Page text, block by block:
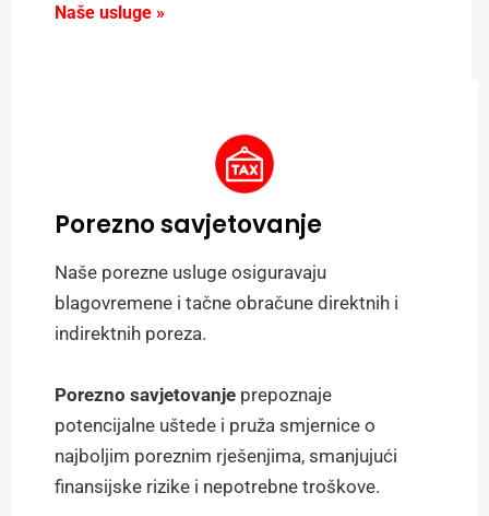
Naše usluge »
Porezno savjetovanje
Naše porezne usluge osiguravaju
blagovremene i tačne obračune direktnih i
indirektnih poreza.
Porezno savjetovanje prepoznaje
potencijalne uštede i pruža smjernice o
najboljim poreznim rješenjima, smanjujući
finansijske rizike i nepotrebne troškove.